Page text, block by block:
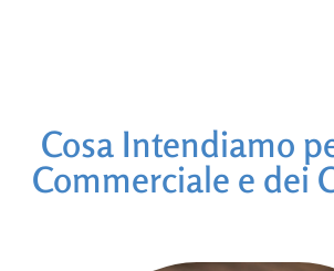
Cosa Intendiamo
Commerciale e dei